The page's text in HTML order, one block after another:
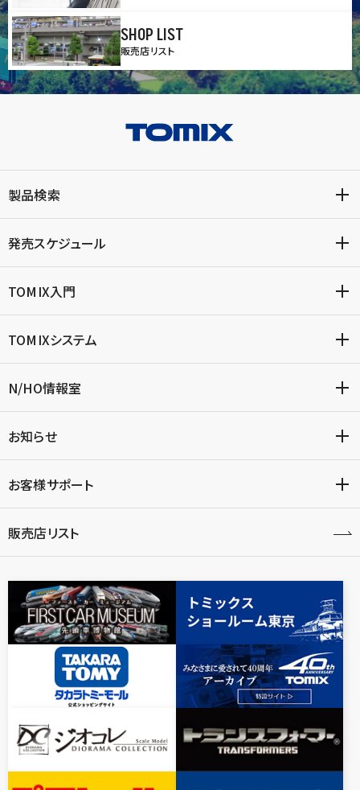
SHOP LIST
販売店リスト
製品検索
発売スケジュール
TOMIX入門
TOMIXシステム
N/HO情報室
お知らせ
お客様サポート
販売店リスト